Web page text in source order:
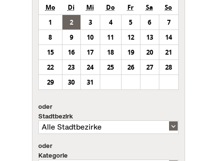
Mo Di Mi Do Fr Sa
So
1
2 3 4 5 6
7
8
9 10 11 12 13
14
15
16 17 18 19 20
21
22
23 24 25 26 27
28
29
30 31
oder
Stadtbezirk
oder
Kategorie